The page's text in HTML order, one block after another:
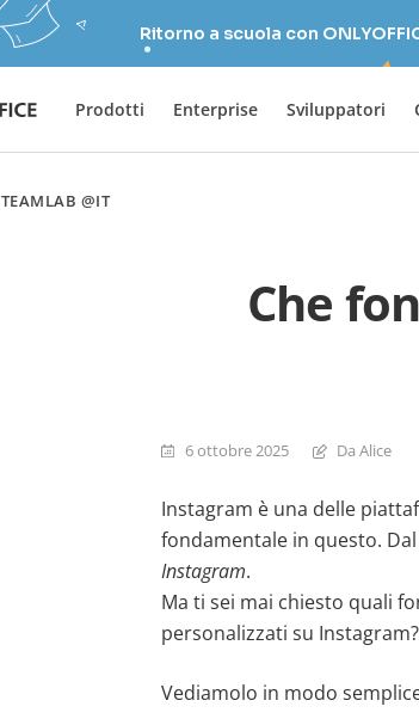
Ritorno a scuola con
Prodotti Enterprise Sviluppatori
TEAMLAB @IT
Che
6 ottobre 2025 Da Alice
Instagram è una delle
fondamentale in questo.
Instagram.
Ma ti sei mai chiesto quali
personalizzati su Instagram?
Vediamolo in modo